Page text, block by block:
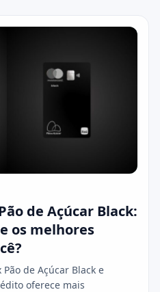
de Açúcar Black:
os melhores
de Açúcar Black e
oferece mais